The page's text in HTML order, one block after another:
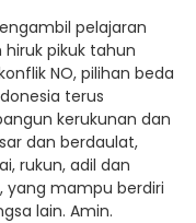
pelajaran
pikuk tahun
NO, pilihan beda
terus
kerukunan dan
dan berdaulat,
rukun, adil dan
yang mampu berdiri
lain. Amin.